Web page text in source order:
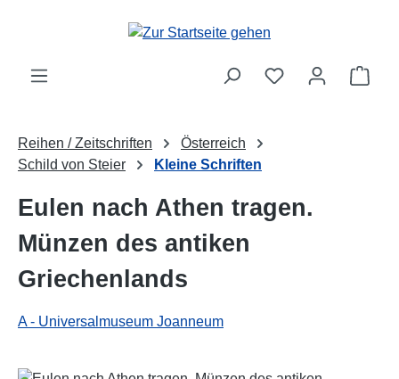
Zum Hauptinhalt springen
Reihen / Zeitschriften
Österreich
Schild von Steier
Kleine Schriften
Eulen nach Athen tragen.
Münzen des antiken
Griechenlands
A - Universalmuseum Joanneum